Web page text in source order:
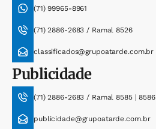
(71) 99965-8961
(71) 2886-2683 / Ramal 8526
classificados@grupoatarde.com.br
Publicidade
(71) 2886-2683 / Ramal 8585 | 8586
publicidade@grupoatarde.com.br